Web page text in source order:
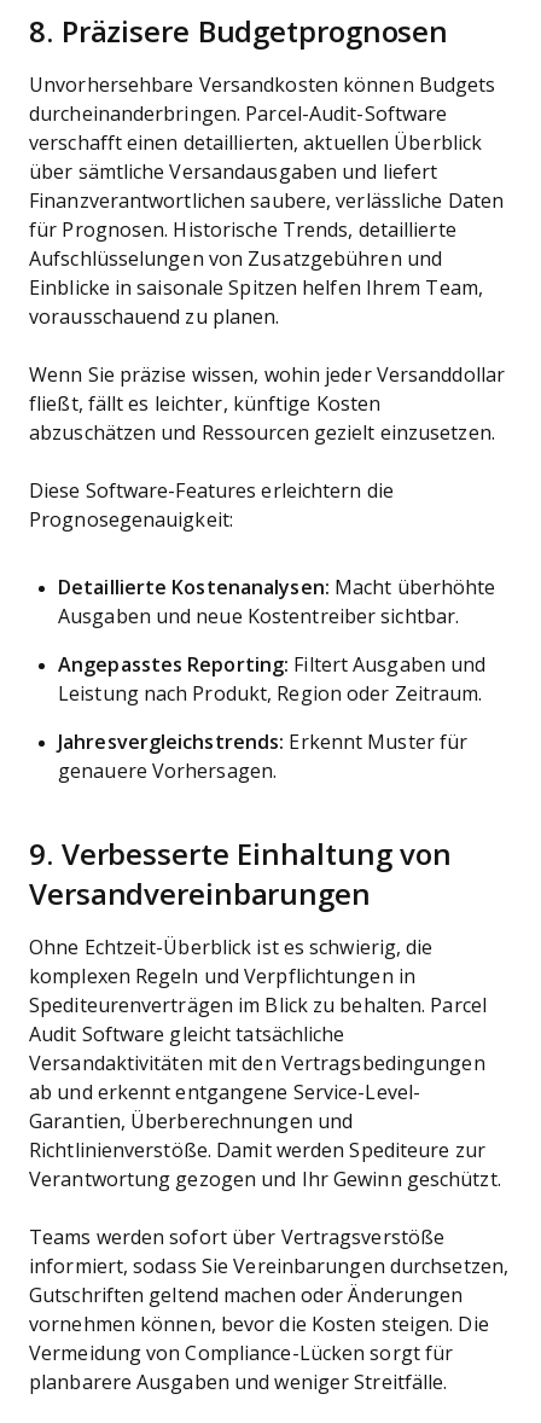
8. Präzisere Budgetprognosen
Unvorhersehbare Versandkosten können Budgets
durcheinanderbringen. Parcel-Audit-Software
verschafft einen detaillierten, aktuellen Überblick
über sämtliche Versandausgaben und liefert
Finanzverantwortlichen saubere, verlässliche Daten
für Prognosen. Historische Trends, detaillierte
Aufschlüsselungen von Zusatzgebühren und
Einblicke in saisonale Spitzen helfen Ihrem Team,
vorausschauend zu planen.
Wenn Sie präzise wissen, wohin jeder Versanddollar
fließt, fällt es leichter, künftige Kosten
abzuschätzen und Ressourcen gezielt einzusetzen.
Diese Software-Features erleichtern die
Prognosegenauigkeit:
Detaillierte Kostenanalysen: Macht überhöhte
Ausgaben und neue Kostentreiber sichtbar.
Angepasstes Reporting: Filtert Ausgaben und
Leistung nach Produkt, Region oder Zeitraum.
Jahresvergleichstrends: Erkennt Muster für
genauere Vorhersagen.
9. Verbesserte Einhaltung von
Versandvereinbarungen
Ohne Echtzeit-Überblick ist es schwierig, die
komplexen Regeln und Verpflichtungen in
Spediteurenverträgen im Blick zu behalten. Parcel
Audit Software gleicht tatsächliche
Versandaktivitäten mit den Vertragsbedingungen
ab und erkennt entgangene Service-Level-
Garantien, Überberechnungen und
Richtlinienverstöße. Damit werden Spediteure zur
Verantwortung gezogen und Ihr Gewinn geschützt.
Teams werden sofort über Vertragsverstöße
informiert, sodass Sie Vereinbarungen durchsetzen,
Gutschriften geltend machen oder Änderungen
vornehmen können, bevor die Kosten steigen. Die
Vermeidung von Compliance-Lücken sorgt für
planbarere Ausgaben und weniger Streitfälle.